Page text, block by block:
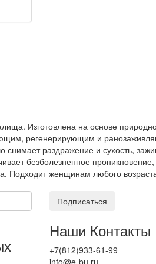
Изготовлена на основе
регенерирующим и
снимает раздражение и сухость,
безболезненное
Подходит женщинам любого
Подписаться
Наши Контакты
+7(812)933-61-99
info@e-bu.ru